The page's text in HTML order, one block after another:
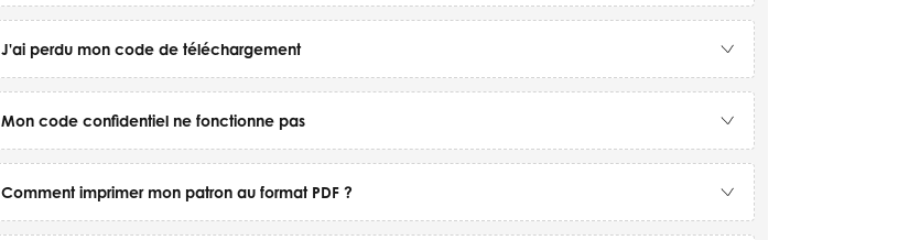
J'ai perdu mon code de téléchargement
Mon code confidentiel ne fonctionne pas
Comment imprimer mon patron au format PDF ?